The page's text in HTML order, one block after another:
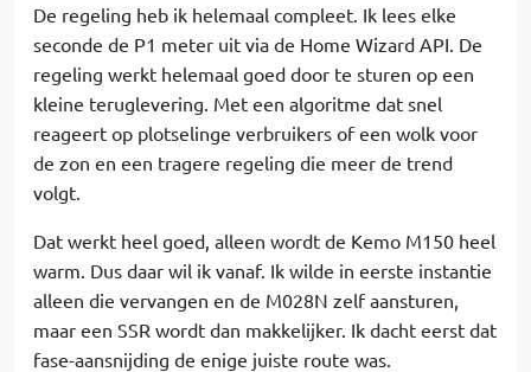
De regeling heb ik helemaal compleet. Ik lees elke
seconde de P1 meter uit via de Home Wizard API. De
regeling werkt helemaal goed door te sturen op een
kleine teruglevering. Met een algoritme dat snel
reageert op plotselinge verbruikers of een wolk voor
de zon en een tragere regeling die meer de trend
volgt.
Dat werkt heel goed, alleen wordt de Kemo M150 heel
warm. Dus daar wil ik vanaf. Ik wilde in eerste instantie
alleen die vervangen en de M028N zelf aansturen,
maar een SSR wordt dan makkelijker. Ik dacht eerst dat
fase-aansnijding de enige juiste route was.